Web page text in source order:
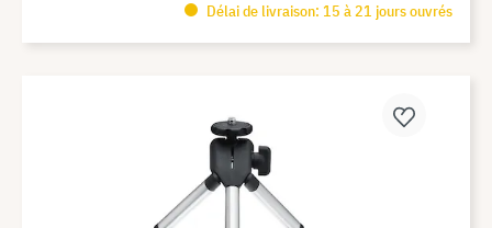
Délai de livraison: 15 à 21 jours ouvrés